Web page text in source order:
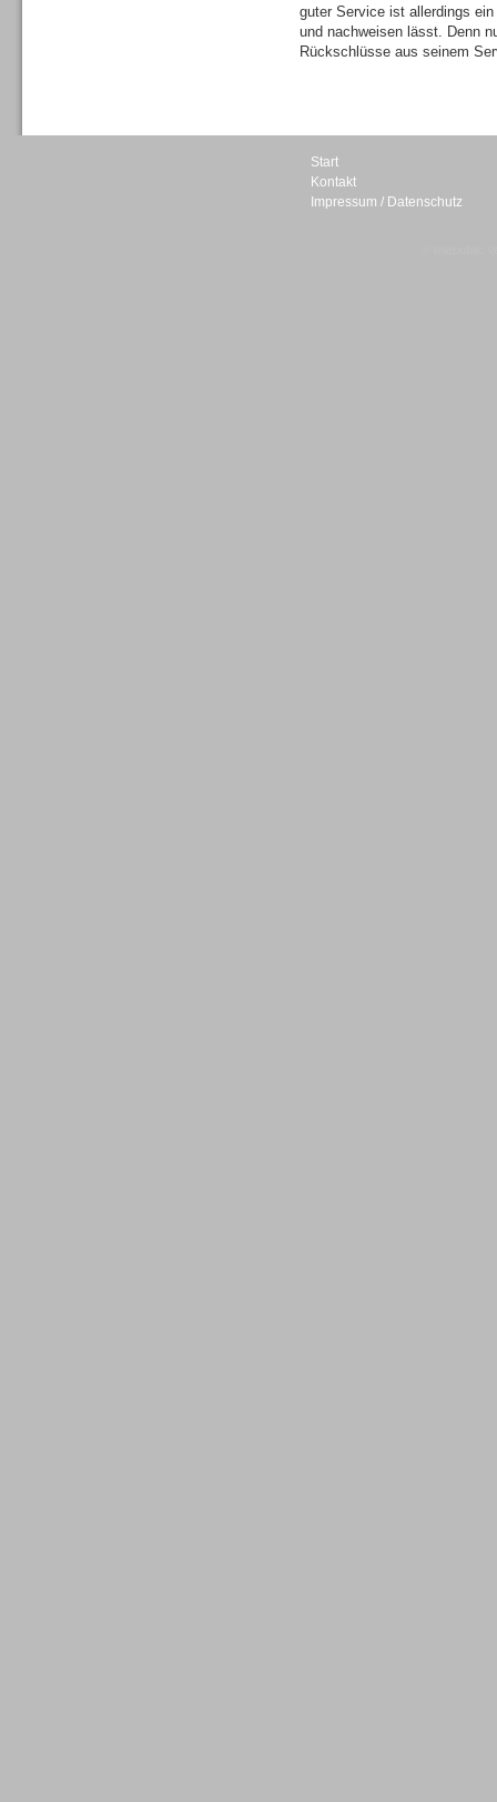
guter Service ist allerdings
und nachweisen lässt. Denn
Rückschlüsse aus seinem
Start
Kontakt
Impressum / Datenschutz